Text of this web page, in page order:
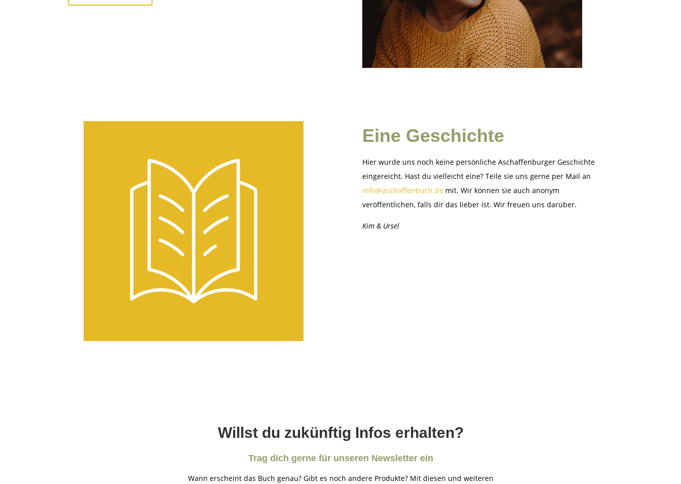
Eine Geschichte
Hier wurde uns noch keine persönliche Aschaffenburger Geschichte
eingereicht. Hast du vielleicht eine? Teile sie uns gerne per Mail an
info@aschaffenbuch.demit. Wir können sie auch anonym
veröffentlichen, falls dir das lieber ist. Wir freuen uns darüber.
Kim & Ursel
Willst du zukünftig Infos erhalten?
Trag dich gerne für unseren Newsletter ein
Wann erscheint das Buch genau? Gibt es noch andere Produkte? Mit diesen und weiteren